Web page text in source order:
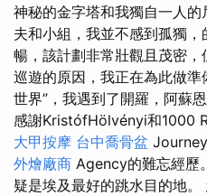
神秘的金字塔和我獨自一人
夫和小組，我並不感到孤獨
暢，該計劃非常壯觀且茂密
巡遊的原因，我正在為此做
世界”，我遇到了開羅，阿蘇
感謝KristófHölvényi和1000
大甲按摩 台中喬骨盆 Journey
外燴廠商 Agency的難忘經歷
疑是埃及最好的跳水目的地